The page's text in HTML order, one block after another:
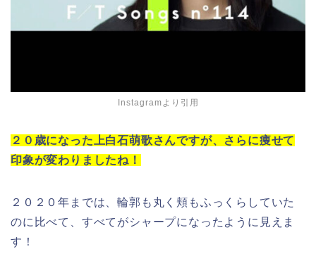
Instagramより引用
２０歳になった上白石萌歌さんですが、さらに痩せて
印象が変わりましたね！
２０２０年までは、輪郭も丸く頬もふっくらしていた
のに比べて、すべてがシャープになったように見えま
す！